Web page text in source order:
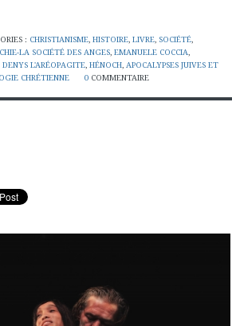
: CHRISTIANISME, HISTOIRE, LIVRE, SOCIÉTÉ,
LA SOCIÉTÉ DES ANGES,EMANUELE COCCIA,
DENYS L'ARÉOPAGITE, HÉNOCH, APOCALYPSES JUIVES ET
CHRÉTIENNE 0 COMMENTAIRE